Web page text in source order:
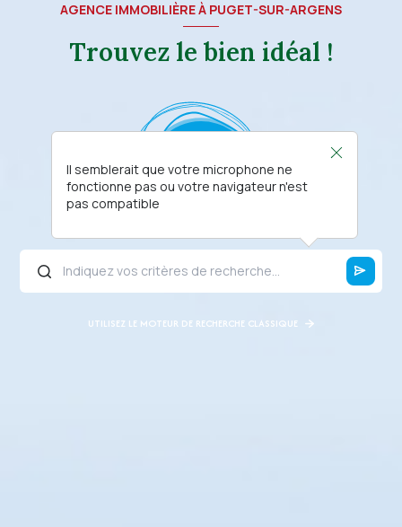
AGENCE IMMOBILIÈRE À PUGET-SUR-ARGENS
Trouvez le bien idéal !
Il semblerait que votre microphone ne
fonctionne pas ou votre navigateur n'est
pas compatible
UTILISEZ LE MOTEUR DE RECHERCHE CLASSIQUE